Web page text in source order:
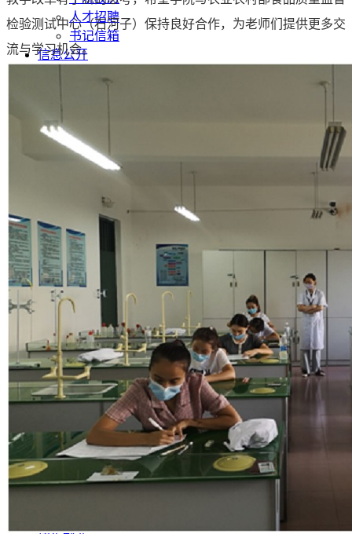
人才招聘
书记信箱
信息公开
博 学 多 能
公开指南
公开制度
学院概况
学院简介
学院荣誉
学院领导
学院景观
学院视频
组织机构
党政管理机构
教育教学机构
教学辅助机构
群团组织
教育教学
师资队伍
专业建设
检验测试中心（石河子）保持良好合作，为老师们提供更多交
流与学习机会。